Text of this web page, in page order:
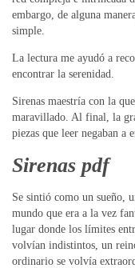
embargo, de alguna
simple.
La lectura me ayudó a
encontrar la serenidad.
Sirenas maestría con la
maravillado. Al final, la
piezas que leer negaban
Sirenas pdf
Se sintió como un sueño,
mundo que era a la vez
lugar donde los límites
volvían indistintos, un
ordinario se volvía